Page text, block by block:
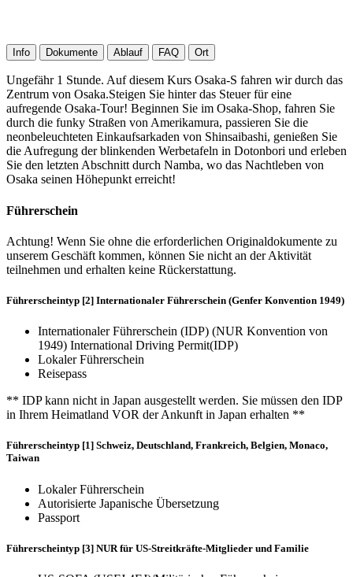
Info Dokumente Ablauf FAQ Ort
Ungefähr 1 Stunde. Auf diesem Kurs Osaka-S fahren wir durch das
Zentrum von Osaka.Steigen Sie hinter das Steuer für eine
aufregende Osaka-Tour! Beginnen Sie im Osaka-Shop, fahren Sie
durch die funky Straßen von Amerikamura, passieren Sie die
neonbeleuchteten Einkaufsarkaden von Shinsaibashi, genießen Sie
die Aufregung der blinkenden Werbetafeln in Dotonbori und erleben
Sie den letzten Abschnitt durch Namba, wo das Nachtleben von
Osaka seinen Höhepunkt erreicht!
Führerschein
Achtung! Wenn Sie ohne die erforderlichen Originaldokumente zu
unserem Geschäft kommen, können Sie nicht an der Aktivität
teilnehmen und erhalten keine Rückerstattung.
Führerscheintyp [2] Internationaler Führerschein (Genfer Konvention 1949)
Internationaler Führerschein (IDP) (NUR Konvention von
1949) International Driving Permit(IDP)
Lokaler Führerschein
Reisepass
** IDP kann nicht in Japan ausgestellt werden. Sie müssen den IDP
in Ihrem Heimatland VOR der Ankunft in Japan erhalten **
Führerscheintyp [1] Schweiz, Deutschland, Frankreich, Belgien, Monaco,
Taiwan
Lokaler Führerschein
Autorisierte Japanische Übersetzung
Passport
Führerscheintyp [3] NUR für US-Streitkräfte-Mitglieder und Familie